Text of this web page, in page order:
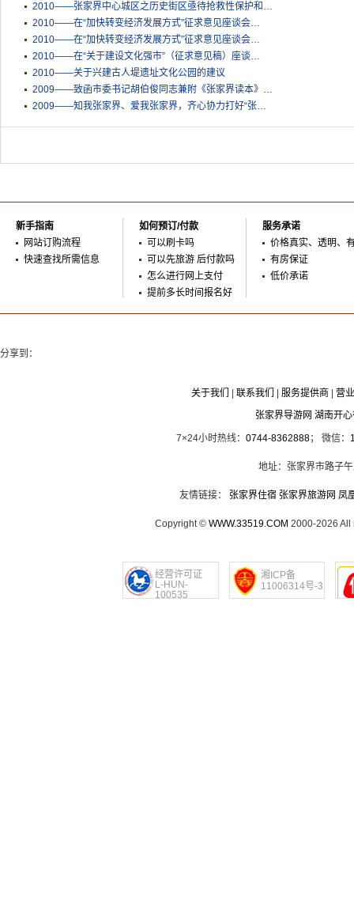
2010——张家界中心城区之历史街区亟待抢救性保护和…
2010——在“加快转变经济发展方式”征求意见座谈会…
2010——在“加快转变经济发展方式”征求意见座谈会…
2010——在“关于建设文化强市”（征求意见稿）座谈…
2010——关于兴建古人堤遗址文化公园的建议
2009——致函市委书记胡伯俊同志兼附《张家界读本》…
2009——知我张家界、爱我张家界，齐心协力打好“张…
新手指南
网站订购流程
快速查找所需信息
如何预订/付款
可以刷卡吗
可以先旅游 后付款吗
怎么进行网上支付
提前多长时间报名好
服务承诺
价格真实、透明、
有房保证
低价承诺
分享到：
关于我们 联系我们 服务提供商
营
张家界导游网 湖南开
7×24小时热线： 0744-8362888； 微信：
地址：张家界市路子
友情链接： 张家界住宿 张家界旅游网 凤
Copyright © WWW.33519.COM 2000-2026 All
经营许可证
L-HUN-
100535
湘ICP备
11006314号-3